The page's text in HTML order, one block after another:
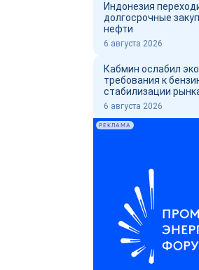
Индонезия
долгосрочные
нефти
6 августа 2026
Кабмин ослабил
требования к
стабилизации
6 августа 2026
РЕКЛАМА